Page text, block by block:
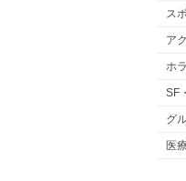
ス
ア
ホ
SF
グ
医